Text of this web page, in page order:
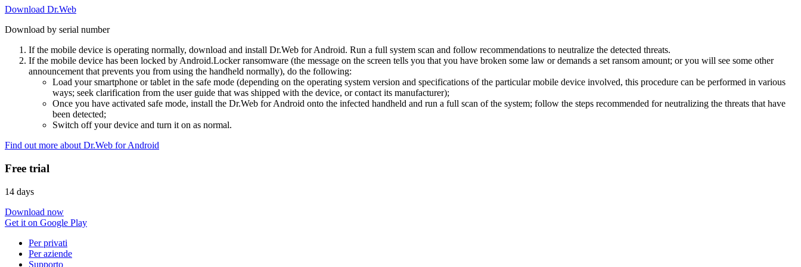
Download Dr.Web
Download by serial number
If the mobile device is operating normally, download and install Dr.Web for Android. Run a full system scan and follow recommendations to neutralize the detected threats.
If the mobile device has been locked by Android.Locker ransomware (the message on the screen tells you that you have broken some law or demands a set ransom amount; or you will see some other
announcement that prevents you from using the handheld normally), do the following:
Load your smartphone or tablet in the safe mode (depending on the operating system version and specifications of the particular mobile device involved, this procedure can be performed in various
ways; seek clarification from the user guide that was shipped with the device, or contact its manufacturer);
Once you have activated safe mode, install the Dr.Web for Android onto the infected handheld and run a full scan of the system; follow the steps recommended for neutralizing the threats that have
been detected;
Switch off your device and turn it on as normal.
Find out more about Dr.Web for Android
Free trial
14 days
Download now
Get it on Google Play
Per privati
Per aziende
Supporto